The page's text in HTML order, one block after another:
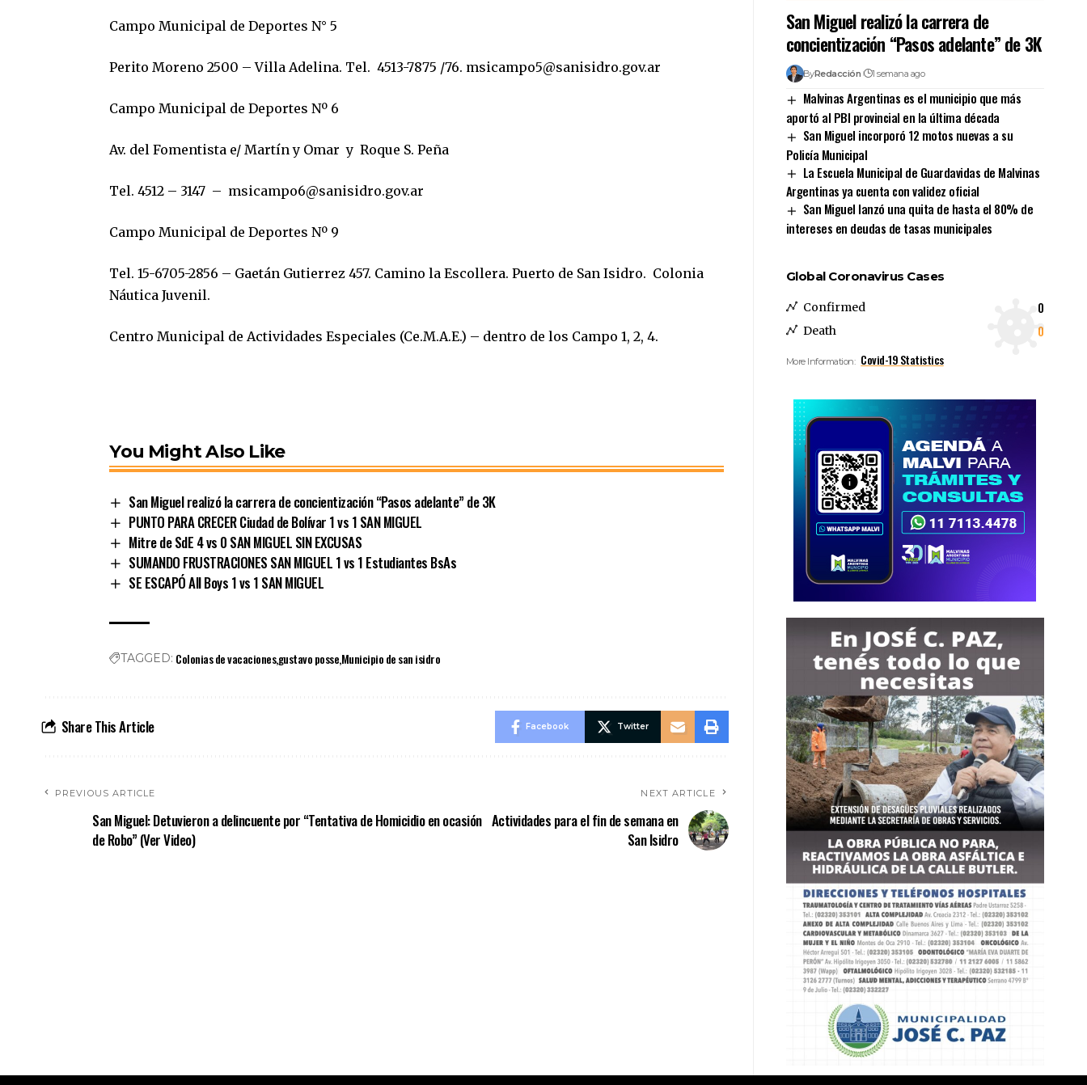
Campo Municipal de Deportes N° 5
Perito Moreno 2500 – Villa Adelina. Tel. 4513-7875 /76. msicampo5@sanisidro.gov.ar
Campo Municipal de Deportes Nº 6
Av. del Fomentista e/ Martín y Omar y Roque S. Peña
Tel. 4512 – 3147 – msicampo6@sanisidro.gov.ar
Campo Municipal de Deportes Nº 9
Tel. 15-6705-2856 – Gaetán Gutierrez 457. Camino la Escollera. Puerto de San Isidro. Colonia
Náutica Juvenil.
Centro Municipal de Actividades Especiales (Ce.M.A.E.) – dentro de los Campo 1, 2, 4.
You Might Also Like
San Miguel realizó la carrera de concientización “Pasos adelante” de 3K
PUNTO PARA CRECER Ciudad de Bolívar 1 vs 1 SAN MIGUEL
Mitre de SdE 4 vs 0 SAN MIGUEL SIN EXCUSAS
SUMANDO FRUSTRACIONES SAN MIGUEL 1 vs 1 Estudiantes BsAs
SE ESCAPÓ All Boys 1 vs 1 SAN MIGUEL
TAGGED: Colonias de vacacionesgustavo posseMunicipio de san isidro
Share This Article Facebook Twitter
PREVIOUS ARTICLE
San Miguel: Detuvieron a delincuente por “Tentativa de Homicidio en ocasión
de Robo” (Ver Video)
NEXT ARTICLE
Actividades para el fin de semana en
San Isidro
San Miguel realizó la carrera de
concientización “Pasos adelante” de 3K
ByRedacción 1 semana ago
Malvinas Argentinas es el municipio que más
aportó al PBI provincial en la última década
San Miguel incorporó 12 motos nuevas a su
Policía Municipal
La Escuela Municipal de Guardavidas de Malvinas
Argentinas ya cuenta con validez oficial
San Miguel lanzó una quita de hasta el 80% de
intereses en deudas de tasas municipales
Global Coronavirus Cases
Confirmed 0
Death 0
More Information: Covid-19 Statistics